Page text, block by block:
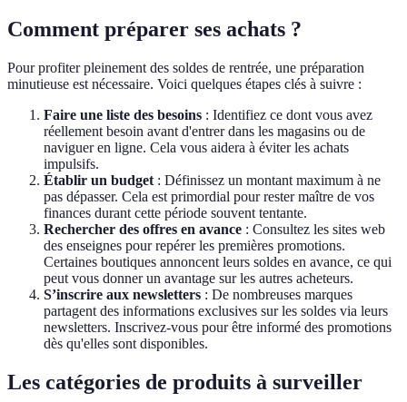
Comment préparer ses achats ?
Pour profiter pleinement des soldes de rentrée, une préparation
minutieuse est nécessaire. Voici quelques étapes clés à suivre :
Faire une liste des besoins : Identifiez ce dont vous avez
réellement besoin avant d'entrer dans les magasins ou de
naviguer en ligne. Cela vous aidera à éviter les achats
impulsifs.
Établir un budget : Définissez un montant maximum à ne
pas dépasser. Cela est primordial pour rester maître de vos
finances durant cette période souvent tentante.
Rechercher des offres en avance : Consultez les sites web
des enseignes pour repérer les premières promotions.
Certaines boutiques annoncent leurs soldes en avance, ce qui
peut vous donner un avantage sur les autres acheteurs.
S’inscrire aux newsletters : De nombreuses marques
partagent des informations exclusives sur les soldes via leurs
newsletters. Inscrivez-vous pour être informé des promotions
dès qu'elles sont disponibles.
Les catégories de produits à surveiller